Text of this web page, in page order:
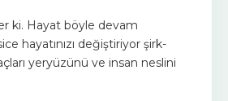
ki. Hayat böyle devam
hayatınızı değiştiriyor şirk-
yeryüzünü ve insan neslini